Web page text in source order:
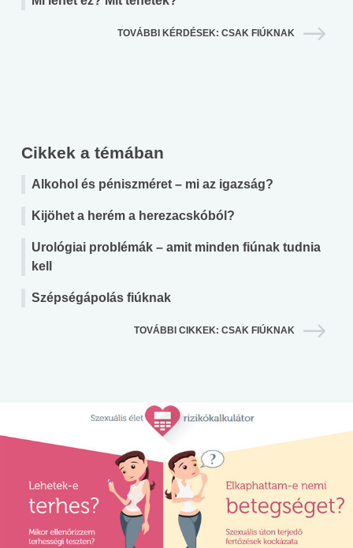
TOVÁBBI KÉRDÉSEK: CSAK FIÚKNAK
Cikkek a témában
Alkohol és péniszméret – mi az igazság?
Kijöhet a herém a herezacskóból?
Urológiai problémák – amit minden fiúnak tudnia
kell
Szépségápolás fiúknak
TOVÁBBI CIKKEK: CSAK FIÚKNAK